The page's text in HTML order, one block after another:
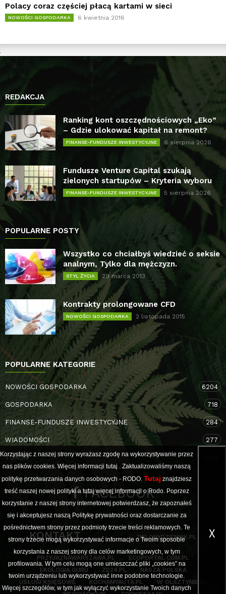
Polacy coraz częściej płacą kartami w sieci
NOWOŚCI GOSPODARKA 6 kwietnia 2016
REDAKCJA
Ranking kont oszczędnościowych „Eko”
– Gdzie ulokować kapitał na remont?
FINANSE-FUNDUSZE INWESTYCYJNE 6 sierpnia 2026
Fundusze Venture Capital szukają
zielonych startupów – Kryteria wyboru
FINANSE-FUNDUSZE INWESTYCYJNE 5 sierpnia 2026
POPULARNE POSTY
Wszystko co chciałbyś wiedzieć o seksie
analnym, Tylko dla mężczyzn.
STYL ŻYCIA 29 marca 2013
Kontrakty prolongowane CFD
NOWOŚCI GOSPODARKA 2 listopada 2015
POPULARNE KATEGORIE
NOWOŚCI GOSPODARKA 6204
GOSPODARKA 718
FINANSE-FUNDUSZE INWESTYCYJNE 284
WIADOMOŚCI 277
TORUŃ
FACEBOOK
KONTAKT ZIELONYDZIENNIK.PL
PRZYJAZNAWARSZAWA.PL
ECOPORTAL.COM.PL
EKOLOGIA.GURU
ZD24.PL
NASZA POLSKA
USŁUGI KSIĘGOWE
KOCHAMYAUTA.PL
W OLSZTYNIE.EU
Korzystając z naszej strony wyrażasz zgodę na wykorzystywanie przez
nas plików cookies. Więcej informacji tutaj . Zaktualizowaliśmy naszą
politykę przetwarzania danych osobowych - RODO. Tutaj znajdziesz
treść naszej nowej polityki a tutajwięcej informacji o Rodo. Poprzez
korzystanie z naszej strony internetowej potwierdzasz, że zapoznałeś
się i akceptujesz naszą Politykę prywatności oraz dostarczanie za
pośrednictwem strony przez podmioty trzecie treści reklamowych. Te
strony trzecie mogą wykorzystywać informacje o Twoim sposobie
korzystania z naszej strony dla celów marketingowych, w tym
profilowania. W tym celu mogą one umieszczać pliki „cookies” na
twoim urządzeniu lub wykorzystywać inne podobne technologie.
Więcej szczegółów, w tym jak wyłączyć wykorzystanie Twoich danych
X